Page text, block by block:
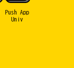
Push App
Univ